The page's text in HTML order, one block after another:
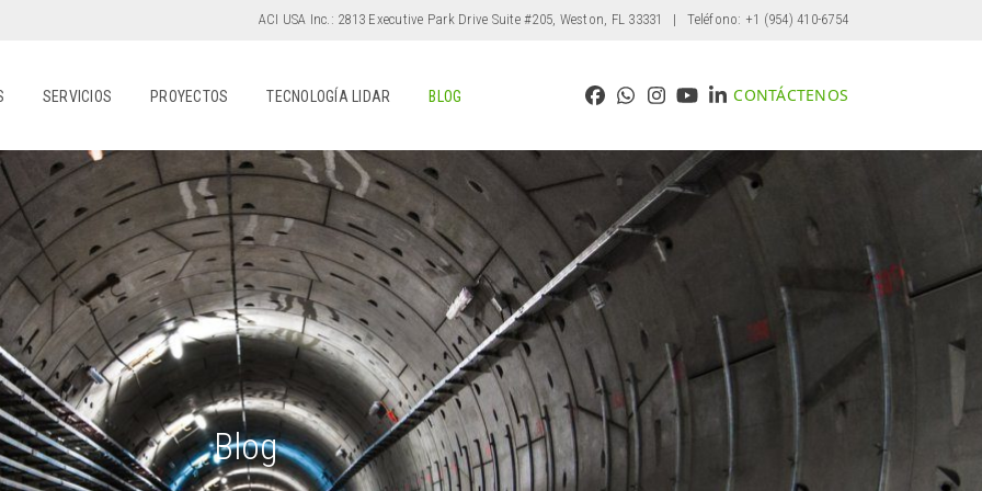
ACI USA Inc.: 2813 Executive Park Drive Suite #205, Weston, FL 33331 | Teléfono: +1 (954) 410-6754
SERVICIOS PROYECTOS TECNOLOGÍA LIDAR BLOG Facebook
Whatsapp
Instagram
YouTubeLinkedIn
CONTÁCTENOS
Blog